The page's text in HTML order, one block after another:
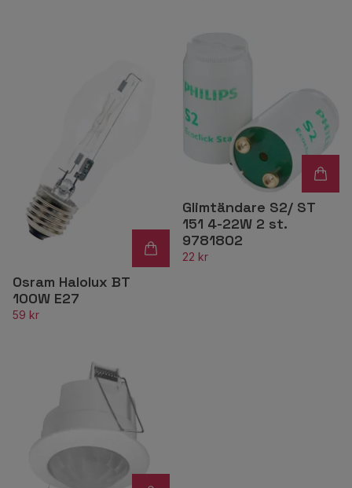
Osram Halolux BT
100W E27
59 kr
Glimtändare S2/ ST
151 4-22W 2 st.
9781802
22 kr